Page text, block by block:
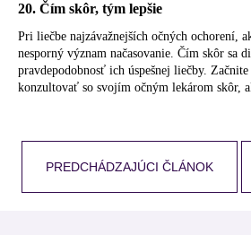
20. Čím skôr, tým lepšie
Pri liečbe najzávažnejších očných ochorení,
nesporný význam načasovanie. Čím skôr sa
pravdepodobnosť ich úspešnej liečby.
konzultovať so svojím očným lekárom skôr,
PREDCHÁDZAJÚCI ČLÁNOK